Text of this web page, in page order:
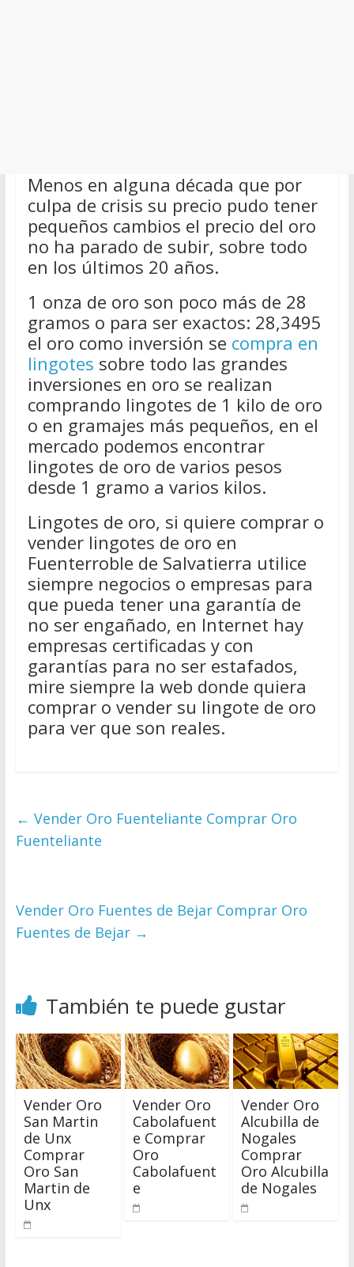
Menos en alguna década que por
culpa de crisis su precio pudo tener
pequeños cambios el precio del oro
no ha parado de subir, sobre todo
en los últimos 20 años.
1 onza de oro son poco más de 28
gramos o para ser exactos: 28,3495
el oro como inversión se compra en
lingotes sobre todo las grandes
inversiones en oro se realizan
comprando lingotes de 1 kilo de oro
o en gramajes más pequeños, en el
mercado podemos encontrar
lingotes de oro de varios pesos
desde 1 gramo a varios kilos.
Lingotes de oro, si quiere comprar o
vender lingotes de oro en
Fuenterroble de Salvatierra utilice
siempre negocios o empresas para
que pueda tener una garantía de
no ser engañado, en Internet hay
empresas certificadas y con
garantías para no ser estafados,
mire siempre la web donde quiera
comprar o vender su lingote de oro
para ver que son reales.
← Vender Oro Fuenteliante Comprar Oro
Fuenteliante
Vender Oro Fuentes de Bejar Comprar Oro
Fuentes de Bejar →
También te puede gustar
Vender Oro
San Martin
de Unx
Comprar
Oro San
Martin de
Unx
Vender Oro
Cabolafuent
e Comprar
Oro
Cabolafuent
e
Vender Oro
Alcubilla de
Nogales
Comprar
Oro Alcubilla
de Nogales